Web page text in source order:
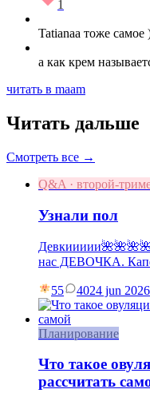
1
Tatianaa тоже
а как крем
читать в maam
Читать дальше
Смотреть все →
Q&A · второй-
Узнали пол
нас ДЕВОЧКА.
55 4024 jun 2026
Планирование
Что такое
рассчитать